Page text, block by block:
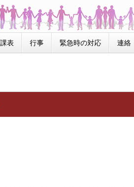
表 行事 緊急時の対応 連絡